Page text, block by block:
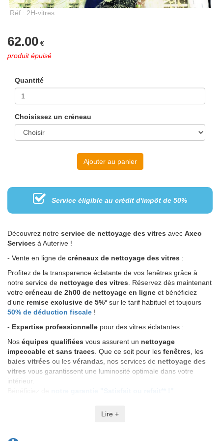
Réf : 2H-vitres
62.00 €
produit épuisé
Quantité
Choisissez un créneau
Ajouter au panier
Service éligible au crédit d'impôt de 50%
Découvrez notre service de nettoyage des vitres avec Axeo
Services à Auterive !
- Vente en ligne de créneaux de nettoyage des vitres :
Profitez de la transparence éclatante de vos fenêtres grâce à
notre service de nettoyage des vitres. Réservez dès maintenant
votre créneau de 2h00 de nettoyage en ligne et bénéficiez
d'une remise exclusive de 5%*sur le tarif habituel et toujours
50% de déduction fiscale !
- Expertise professionnelle pour des vitres éclatantes :
Nos équipes qualifiées vous assurent un nettoyage
impeccable et sans traces. Que ce soit pour les fenêtres, les
baies vitrées ou les vérandas, nos services de nettoyage des
vitres vous garantissent une luminosité optimale dans votre
intérieur.
Lire +